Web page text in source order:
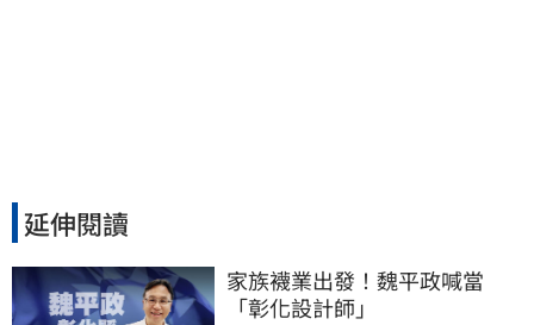
延伸閱讀
家族襪業出發！魏平政喊當
「彰化設計師」